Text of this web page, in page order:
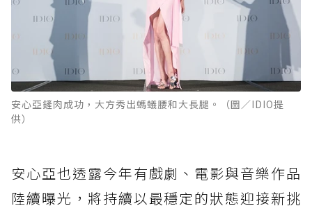
安心亞鏟肉成功，大方秀出螞蟻腰和大長腿。（圖／IDIO提
供）
安心亞也透露今年有戲劇、電影與音樂作品
陸續曝光，將持續以最穩定的狀態迎接新挑